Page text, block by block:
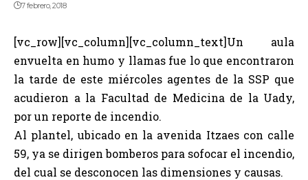
7 febrero, 2018
[vc_row][vc_column][vc_column_text]Un aula
envuelta en humo y llamas fue lo que encontraron
la tarde de este miércoles agentes de la SSP que
acudieron a la Facultad de Medicina de la Uady,
por un reporte de incendio.
Al plantel, ubicado en la avenida Itzaes con calle
59, ya se dirigen bomberos para sofocar el incendio,
del cual se desconocen las dimensiones y causas.